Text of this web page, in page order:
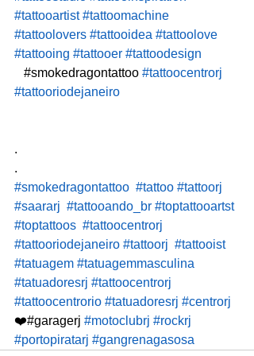
#tattooartist #tattoomachine
#tattoolovers #tattooidea #tattoolove
#tattooing #tattooer #tattoodesign
⠀#smokedragontattoo #tattoocentrorj
#tattooriodejaneiro
.⠀
.⠀
#smokedragontattoo #tattoo #tattoorj
#saararj #tattooando_br #toptattooartst
#toptattoos #tattoocentrorj
#tattooriodejaneiro #tattoorj #tattooist
#tatuagem #tatuagemmasculina
#tatuadoresrj #tattoocentrorj
#tattoocentrorio #tatuadoresrj #centrorj
❤️#garagerj #motoclubrj #rockrj
#portopiratarj #gangrenagasosa